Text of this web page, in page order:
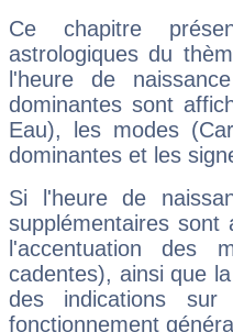
Ce chapitre
astrologiques du
l'heure de
dominantes sont
Eau), les modes
dominantes et les
Si l'heure de
supplémentaires sont
l'accentuation des
cadentes), ainsi que
des indications sur
fonctionnement